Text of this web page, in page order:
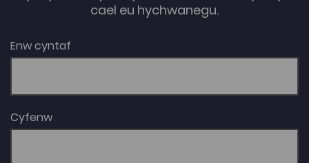
Cymru', Gwerddon, 9, Rhagfyr 2011, 37-58.
cael eu hychwanegu.
Enw cyntaf
Cyfenw